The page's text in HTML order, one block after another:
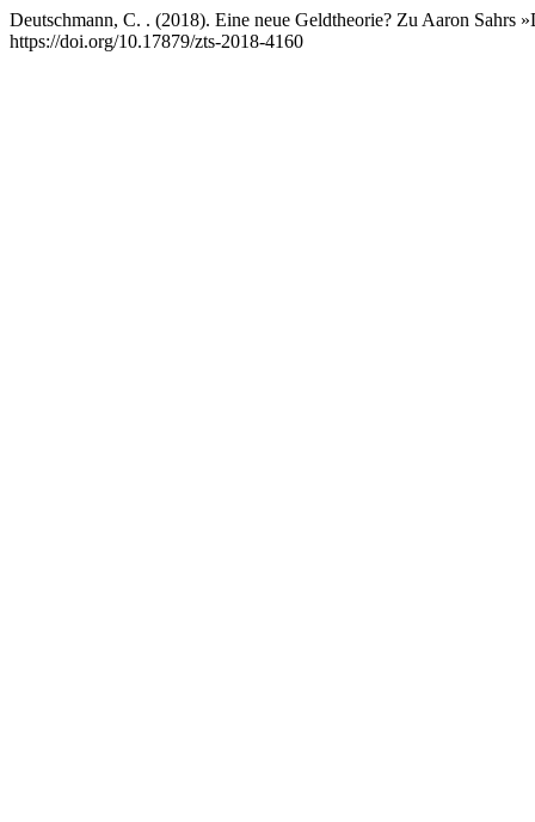
Deutschmann, C. . (2018). Eine neue Geldtheorie? Zu Aaron Sahrs
https://doi.org/10.17879/zts-2018-4160